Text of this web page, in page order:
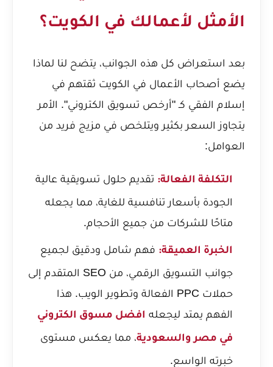
الأمثل لأعمالك في الكويت؟
بعد استعراض كل هذه الجوانب، يتضح لنا لماذا
يضع أصحاب الأعمال في الكويت ثقتهم في
إسلام الفقي كـ "أرخص تسويق الكتروني". الأمر
يتجاوز السعر بكثير ويتلخص في مزيج فريد من
العوامل:
التكلفة الفعالة: تقديم حلول تسويقية عالية
الجودة بأسعار تنافسية للغاية، مما يجعله
متاحًا للشركات من جميع الأحجام.
الخبرة العميقة: فهم شامل ودقيق لجميع
جوانب التسويق الرقمي، من SEO المتقدم إلى
حملات PPC الفعالة وتطوير الويب. هذا
الفهم يمتد ليجعله افضل مسوق الكتروني
في مصر والسعودية، مما يعكس مستوى
خبرته الواسع.